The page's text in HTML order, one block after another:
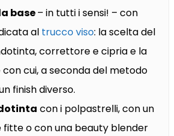
base– in tutti i sensi! – con
al trucco viso: la scelta del
correttore e cipria e la
cui, a seconda del metodo
finish diverso.
con i polpastrelli, con un
fitte o con una beauty blender